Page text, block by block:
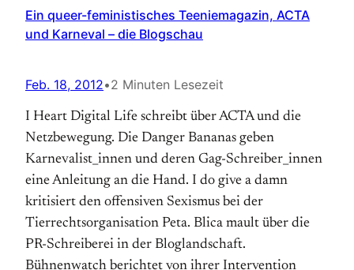
Ein queer-feministisches Teeniemagazin, ACTA
und Karneval – die Blogschau
Feb. 18, 2012•2 Minuten Lesezeit
I Heart Digital Life schreibt über ACTA und die
Netzbewegung. Die Danger Bananas geben
Karnevalist_innen und deren Gag-Schreiber_innen
eine Anleitung an die Hand. I do give a damn
kritisiert den offensiven Sexismus bei der
Tierrechtsorganisation Peta. Blica mault über die
PR-Schreiberei in der Bloglandschaft.
Bühnenwatch berichtet von ihrer Intervention